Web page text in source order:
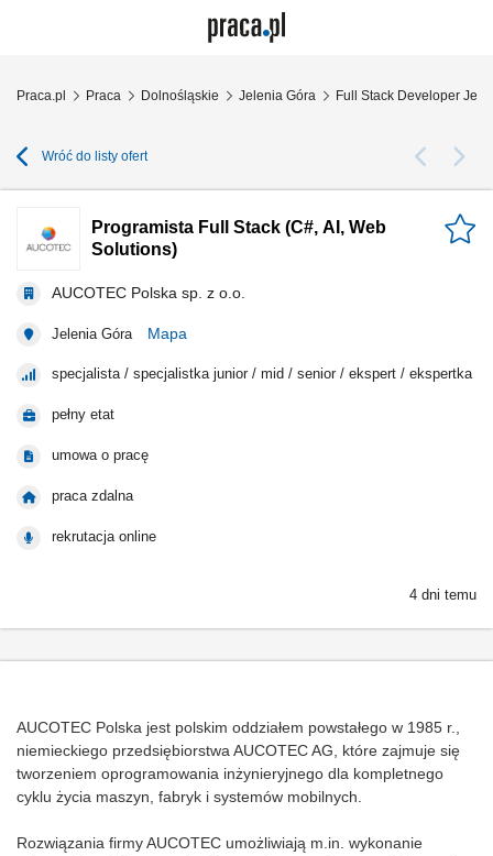
Praca.pl Praca Dolnośląskie Jelenia Góra Full Stack Developer
Wróć do listy ofert
Programista Full Stack (C#, AI, Web
Solutions)
AUCOTEC Polska sp. z o.o.
Jelenia Góra Mapa
specjalista / specjalistka junior / mid / senior / ekspert / ekspertka
pełny etat
umowa o pracę
praca zdalna
rekrutacja online
4 dni temu
AUCOTEC Polska jest polskim oddziałem powstałego w 1985 r.,
niemieckiego przedsiębiorstwa AUCOTEC AG, które zajmuje się
tworzeniem oprogramowania inżynieryjnego dla kompletnego
cyklu życia maszyn, fabryk i systemów mobilnych.
Rozwiązania firmy AUCOTEC umożliwiają m.in. wykonanie